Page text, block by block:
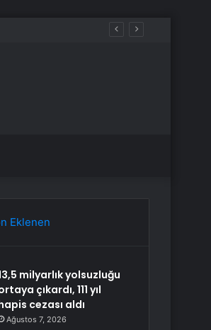
Eklenen
milyarlık yolsuzluğu
çıkardı, 111 yıl
cezası aldı
Ağustos 7, 2026